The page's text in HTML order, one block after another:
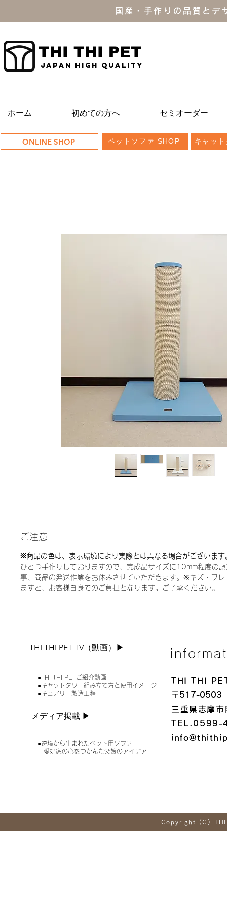
国産・手作りの品質と
THI THI PET
JAPAN high quality
ホーム 初めての方へ セミオーダー
ONLINE SHOP ペットソファ SHOP キャッ
ご注意
※商品の色は、表示環境により実際とは異なる場合がございます
ひとつ手作りしておりますので、完成品サイズに10mm程度の
事、商品の発送作業をお休みさせていただきます。※キズ・ワ
ますと、お客様自身でのご負担となります。ご了承ください｡
THI THI PET TV（動画）▶︎
●THI THI PETご紹介動画
●キャットタワー組み立て方と使用イメージ
●キュアリー製造工程
メディア掲載 ▶︎
●逆境から生まれたペット用ソファ
愛好家の心をつかんだ父娘のアイデア
THI THI
〒517-0503
三重県志摩
TEL.0599-
Copyright (C)